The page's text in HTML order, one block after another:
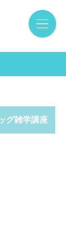
グ雑学講座